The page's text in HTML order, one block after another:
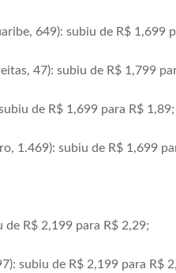
649): subiu de R$ 1,699
47): subiu de R$ 1,799
de R$ 1,699 para R$ 1,89;
1.469): subiu de R$ 1,699
de R$ 2,199 para R$ 2,29;
subiu de R$ 2,199 para R$